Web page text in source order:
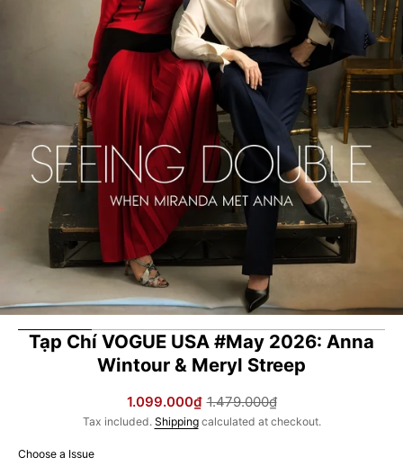
Open
featured
media
in
gallery
view
Tạp Chí VOGUE USA #May 2026: Anna
Wintour & Meryl Streep
Sale
price
1.099.000₫
Regular
price
1.479.000₫
Tax included. Shippingcalculated at checkout.
Choose a Issue